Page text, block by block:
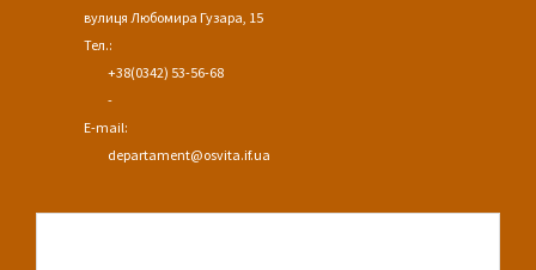
вулиця Любомира Гузара, 15
Тел.:
+38(0342) 53-56-68
-
E-mail:
departament@osvita.if.ua